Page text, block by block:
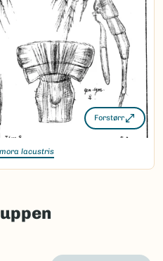
(Ekstern lenke)
Forstørr
lacustris